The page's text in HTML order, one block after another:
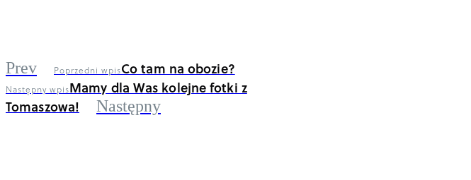
Prev Poprzedni wpisCo tam na obozie?
Następny wpisMamy dla Was kolejne fotki z
Tomaszowa!
Następny